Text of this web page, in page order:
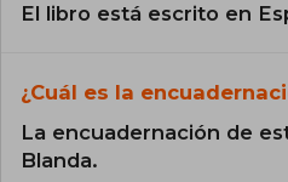
El libro está escrito en
¿Cuál es la
La encuadernación de
Blanda.